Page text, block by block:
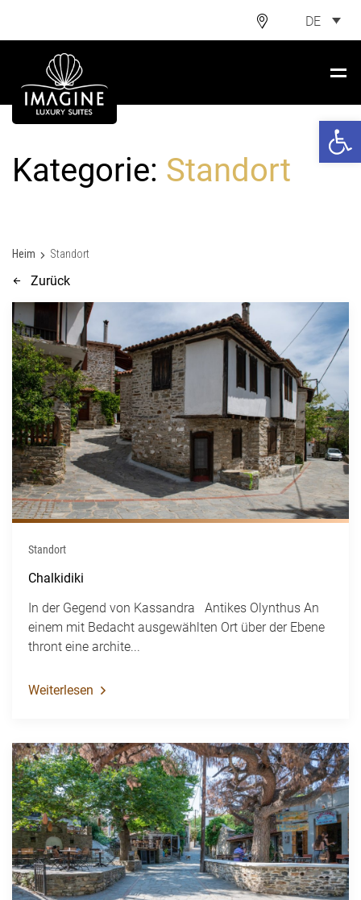
DE
Kategorie: Standort
Heim Standort
Zurück
Standort
Chalkidiki
In der Gegend von Kassandra Antikes Olynthus An
einem mit Bedacht ausgewählten Ort über der Ebene
thront eine archite...
Weiterlesen